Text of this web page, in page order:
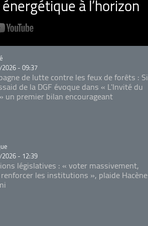
à l’horizon
- 09:37
de lutte contre les feux de forêts : Si
de la DGF évoque dans « L'Invité du
un premier bilan encourageant
- 12:39
législatives : « voter massivement,
les institutions », plaide Hacène